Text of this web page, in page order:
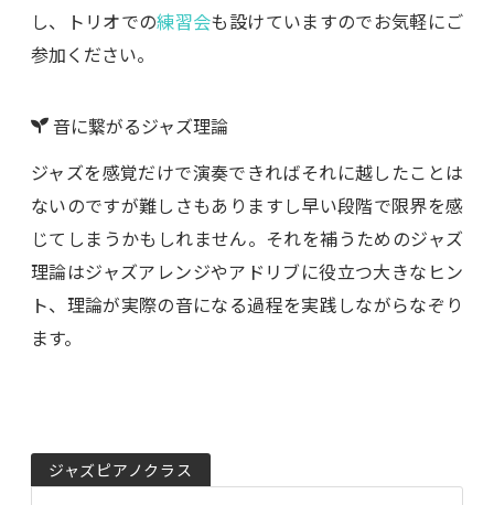
し、トリオでの練習会も設けていますのでお気軽にご
参加ください。
音に繋がるジャズ理論
ジャズを感覚だけで演奏できればそれに越したことは
ないのですが難しさもありますし早い段階で限界を感
じてしまうかもしれません。それを補うためのジャズ
理論はジャズアレンジやアドリブに役立つ大きなヒン
ト、理論が実際の音になる過程を実践しながらなぞり
ます。
ジャズピアノクラス